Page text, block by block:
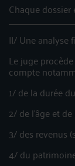
Chaque
II/ Une analyse
Le juge
compte
1/ de la durée
2/ de l’âge et
3/ des revenus
4/ du